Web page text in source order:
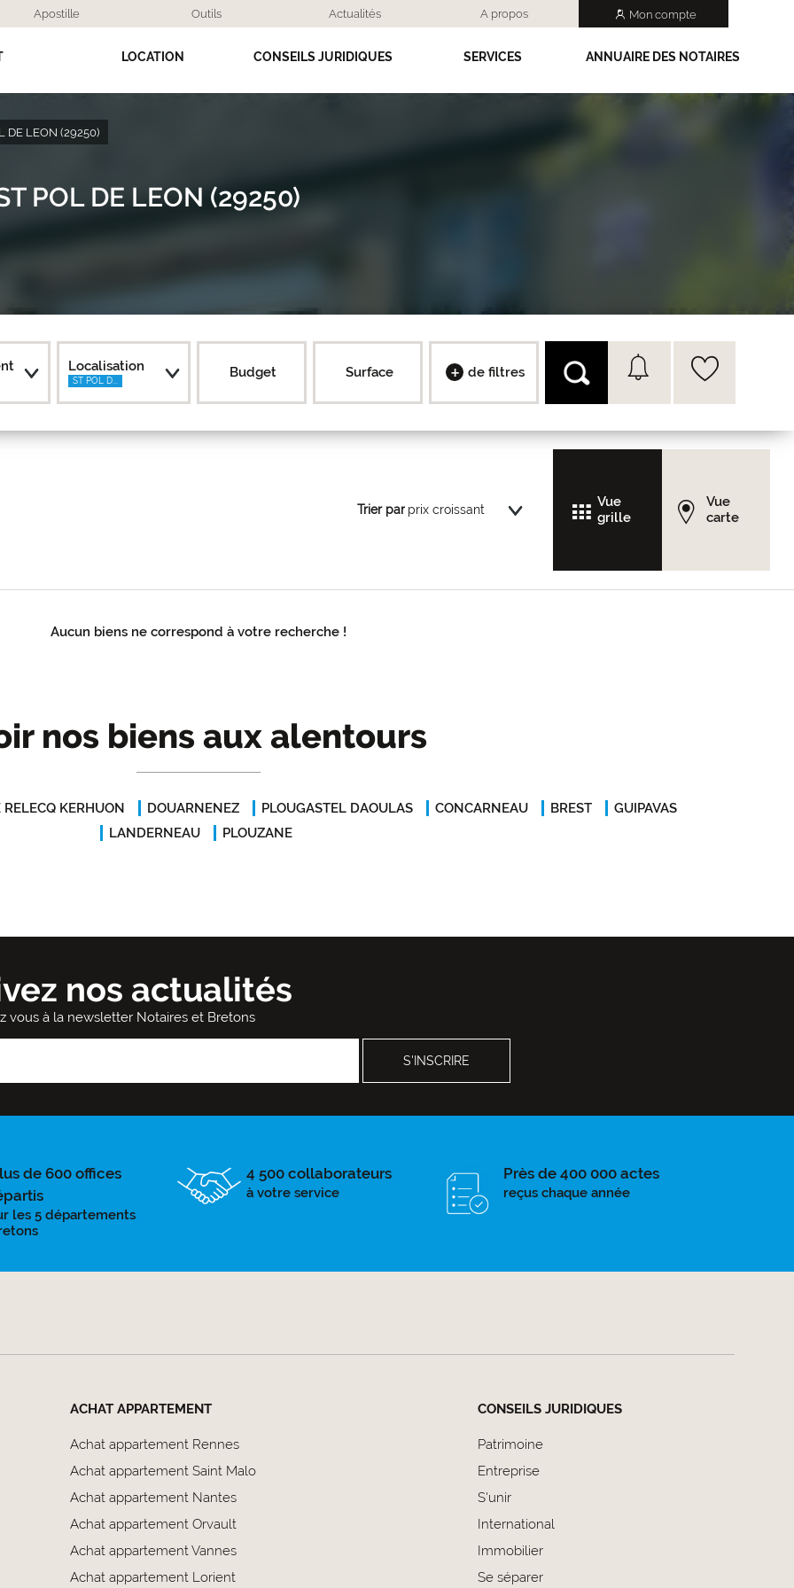
Apostille Outils Actualités A propos Mon compte
LOCATION CONSEILS JURIDIQUES SERVICES ANNUAIRE DES NOTAIRES
DE LEON (29250)
POL DE LEON (29250)
Localisation
ST POL D... Budget Surface de filtres
Trier par
Vue
grille
Vue
carte
Aucun biens ne correspond à votre recherche !
nos biens aux alentours
RELECQ KERHUON DOUARNENEZ PLOUGASTEL DAOULAS CONCARNEAU BREST
GUIPAVAS
LANDERNEAU
PLOUZANE
nos actualités
vous à la newsletter Notaires et Bretons
de 600 offices
les 5 départements
4 500 collaborateurs
à votre service
Près de 400 000 actes
reçus chaque année
ACHAT APPARTEMENT
Achat appartement Rennes
Achat appartement Saint Malo
Achat appartement Nantes
Achat appartement Orvault
Achat appartement Vannes
Achat appartement Lorient
CONSEILS JURIDIQUES
Patrimoine
Entreprise
S'unir
International
Immobilier
Se séparer